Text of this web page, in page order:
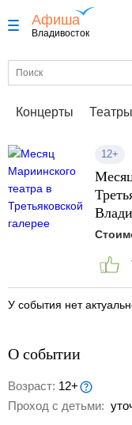
Афиша
Владивосток
Концерты Театры
12+
У события нет
О событии
Возраст: 12+
Проход с детьми: